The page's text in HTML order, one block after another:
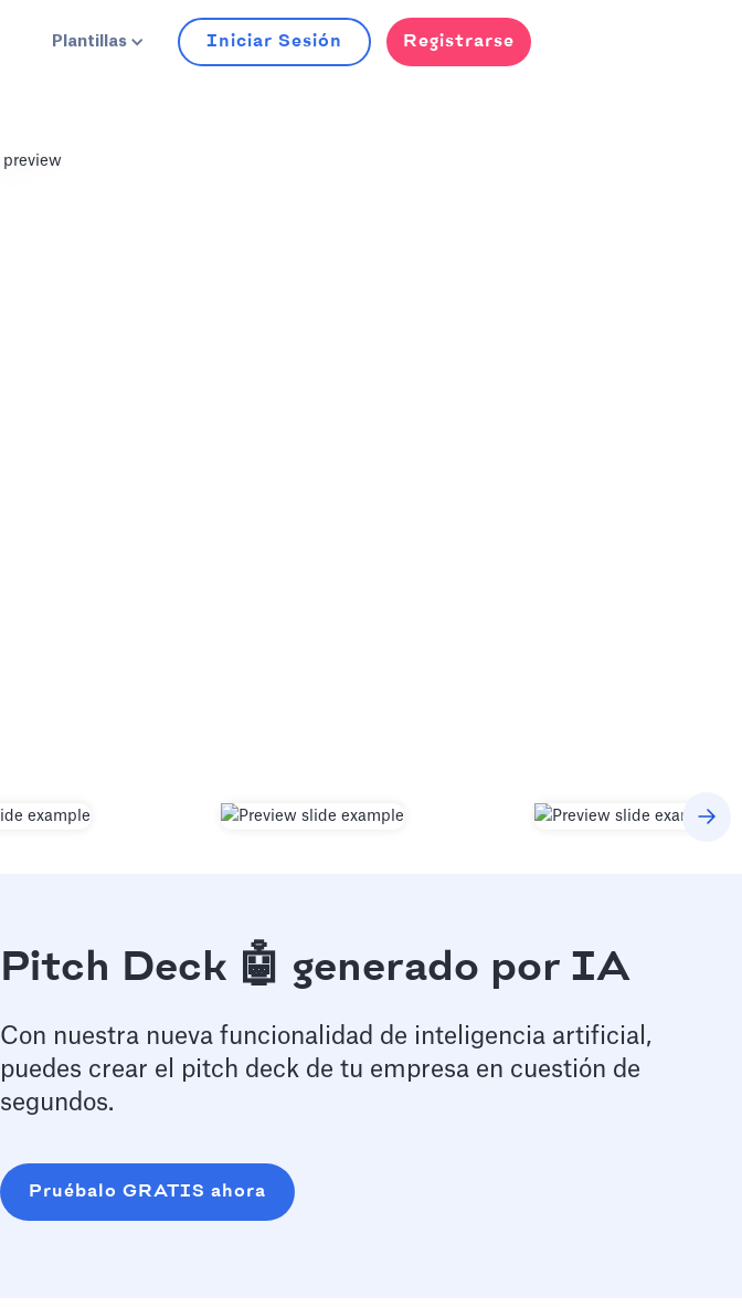
Plantillas Iniciar Sesión Registrarse
Pitch Deck 🤖 generado por IA
Con nuestra nueva funcionalidad de inteligencia artificial,
puedes crear el pitch deck de tu empresa en cuestión de
segundos.
Pruébalo GRATIS ahora